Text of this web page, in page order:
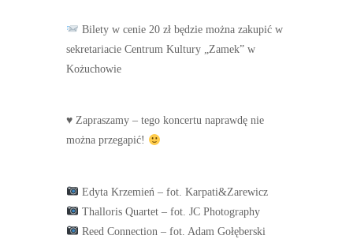
Bilety w cenie 20 zł będzie można zakupić w
sekretariacie Centrum Kultury „Zamek” w
Kożuchowie
♥️ Zapraszamy – tego koncertu naprawdę nie
można przegapić!
Edyta Krzemień – fot. Karpati&Zarewicz
Thalloris Quartet – fot. JC Photography
Reed Connection – fot. Adam Gołęberski